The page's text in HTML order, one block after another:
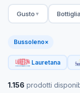
Gusto ▼ Bottiglia
Bussoleno×
Lauretana
1.156 prodotti